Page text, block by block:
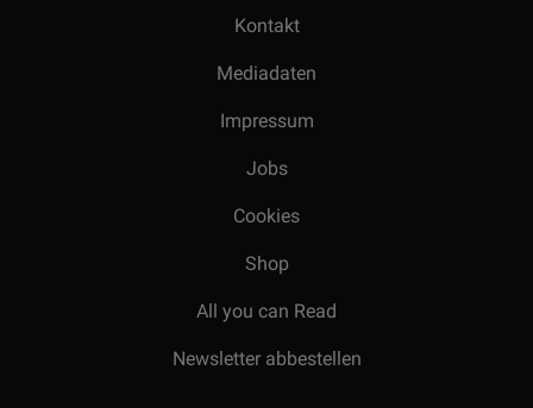
Kontakt
Mediadaten
Impressum
Jobs
Cookies
Shop
All you can Read
Newsletter abbestellen